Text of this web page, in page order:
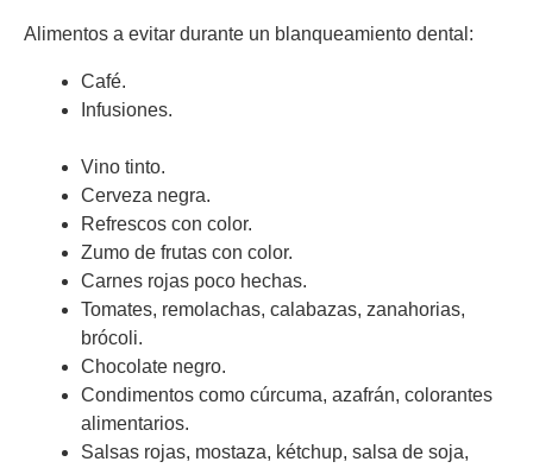
Alimentos a evitar durante un blanqueamiento dental:
Café.
Infusiones.
Vino tinto.
Cerveza negra.
Refrescos con color.
Zumo de frutas con color.
Carnes rojas poco hechas.
Tomates, remolachas, calabazas, zanahorias,
brócoli.
Chocolate negro.
Condimentos como cúrcuma, azafrán, colorantes
alimentarios.
Salsas rojas, mostaza, kétchup, salsa de soja,